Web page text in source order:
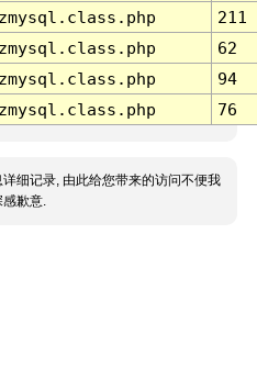
211
62
94
76
细记录, 由此给您带来的访问不便我
感歉意.